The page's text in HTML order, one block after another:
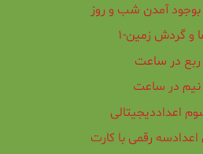
آمدن شب و روز
و گردش زمین-1
در ساعت
نیم در ساعت
اعداددیجیتالی
رقمی با کارت